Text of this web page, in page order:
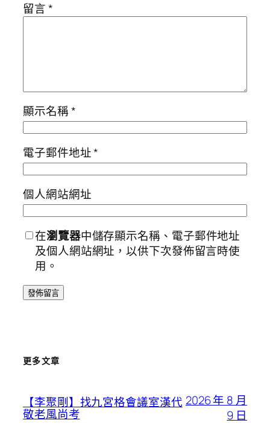
留言*
顯示名稱*
電子郵件地址*
個人網站網址
在瀏覽器中儲存顯示名稱、電子郵件地址
及個人網站網址，以供下次發佈留言時使
用。
更多文章
【李聚剛】找九宮格會議室漢代
敬老風尚考
2026 年 8 月
9 日